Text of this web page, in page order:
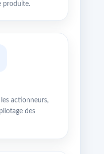
produite.
actionneurs,
des